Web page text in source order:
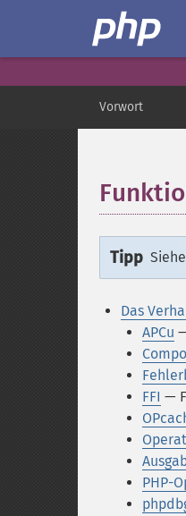
Vorwort
Tipp
Das
APCu
FFI —
PHP-